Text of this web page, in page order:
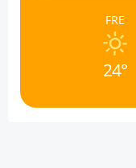
FRE
24°